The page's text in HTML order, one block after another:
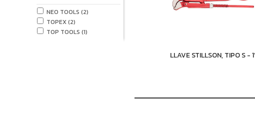
NEO TOOLS (2)
TOPEX(2)
TOP TOOLS (1)
LLAVE STILLSON, TIPO S -